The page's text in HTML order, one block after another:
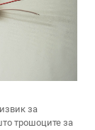
за
трошоците за